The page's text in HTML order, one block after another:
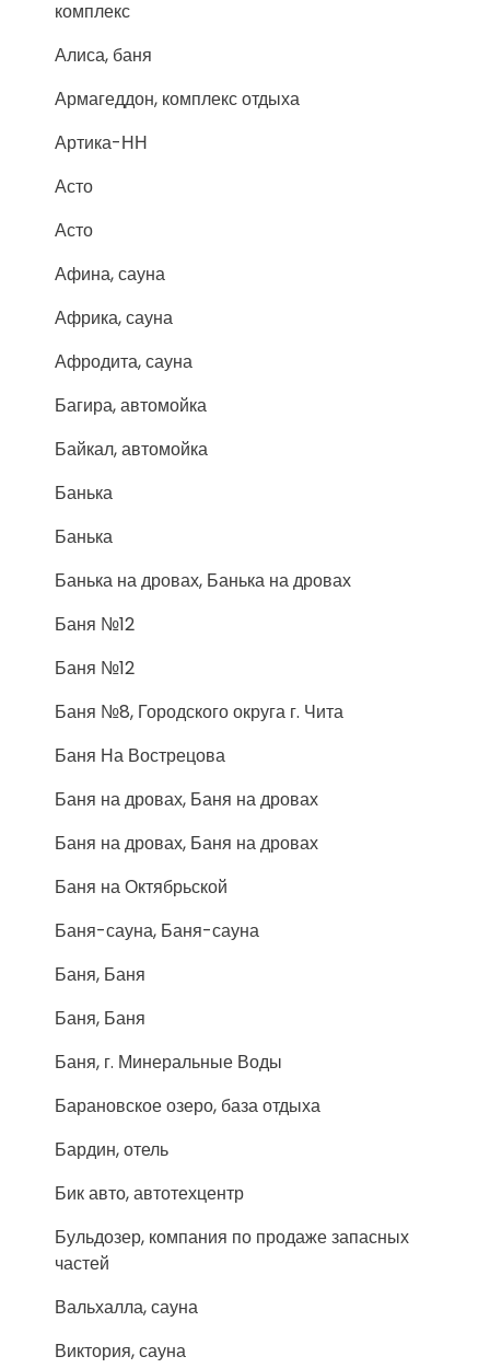
комплекс
Алиса, баня
Армагеддон, комплекс отдыха
Артика-НН
Асто
Асто
Афина, сауна
Африка, сауна
Афродита, сауна
Багира, автомойка
Байкал, автомойка
Банька
Банька
Банька на дровах, Банька на дровах
Баня №12
Баня №12
Баня №8, Городского округа г. Чита
Баня На Вострецова
Баня на дровах, Баня на дровах
Баня на дровах, Баня на дровах
Баня на Октябрьской
Баня-сауна, Баня-сауна
Баня, Баня
Баня, Баня
Баня, г. Минеральные Воды
Барановское озеро, база отдыха
Бардин, отель
Бик авто, автотехцентр
Бульдозер, компания по продаже запасных
частей
Вальхалла, сауна
Виктория, сауна